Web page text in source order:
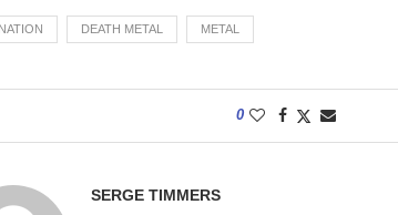
DEATH METAL METAL
0
SERGE TIMMERS